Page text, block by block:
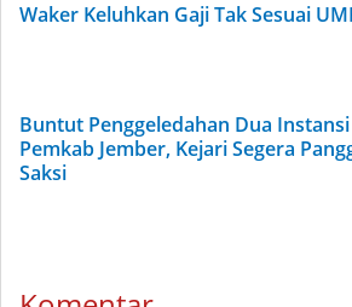
Waker Keluhkan Gaji Tak Sesuai
Buntut Penggeledahan Dua Instansi
Pemkab Jember, Kejari Segera
Saksi